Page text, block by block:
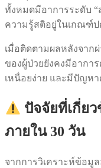
ทั้งหมดมีอาการระดับ “
ความรู้สติอยู่ในเกณฑ์ป
เมื่อติดตามผลหลังจาก
ของผู้ป่วยยังคงมีอากา
เหนื่อยง่าย และมีปัญห
ปัจจัยที่เกี่ย
ภายใน 30 วัน
จากการวิเคราะห์ข้อมู